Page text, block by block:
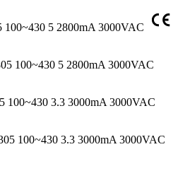
100~430 5 2800mA 3000VAC
100~430 5 2800mA 3000VAC
100~430 3.3 3000mA 3000VAC
100~430 3.3 3000mA 3000VAC